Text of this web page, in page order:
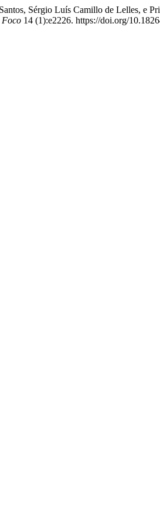
Sérgio Luís Camillo de Lelles, e
14 (1):e2226. https://doi.org/